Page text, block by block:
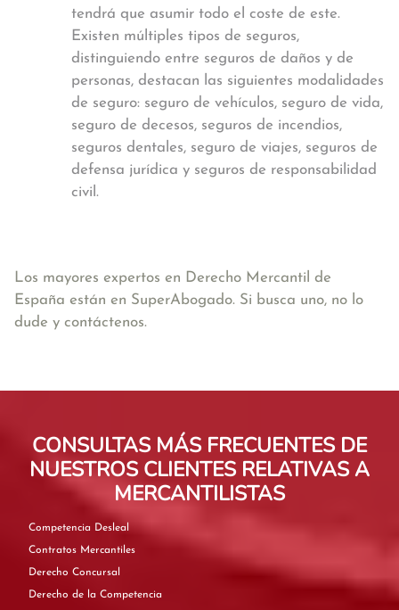
tendrá que asumir todo el coste de este.
Existen múltiples tipos de seguros,
distinguiendo entre seguros de daños y de
personas, destacan las siguientes modalidades
de seguro: seguro de vehículos, seguro de vida,
seguro de decesos, seguros de incendios,
seguros dentales, seguro de viajes, seguros de
defensa jurídica y seguros de responsabilidad
civil.
Los mayores expertos en Derecho Mercantil de
España están en SuperAbogado. Si busca uno, no lo
dude y contáctenos.
CONSULTAS MÁS FRECUENTES DE
NUESTROS CLIENTES RELATIVAS A
MERCANTILISTAS
Competencia Desleal
Contratos Mercantiles
Derecho Concursal
Derecho de la Competencia